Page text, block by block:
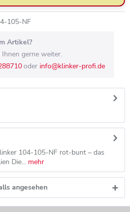
105-NF
Artikel?
gerne weiter.
oder info@klinker-profi.de
104-105-NF rot-bunt – das
Die... mehr
angesehen